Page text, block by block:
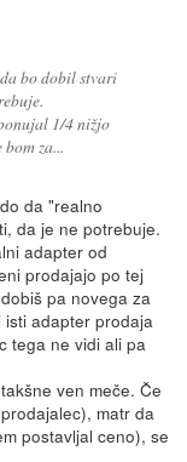
bo dobil stvari
1/4 nižjo
za...
da "realno
da je ne potrebuje.
adapter od
prodajajo po tej
pa novega za
adapter prodaja
tega ne vidi ali pa
ven meče. Če
matr da
postavljal ceno), se